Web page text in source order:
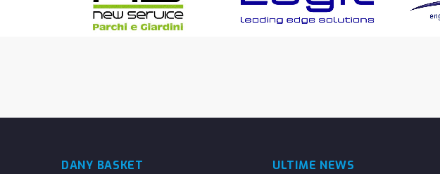
DANY BASKET ULTIME NEWS